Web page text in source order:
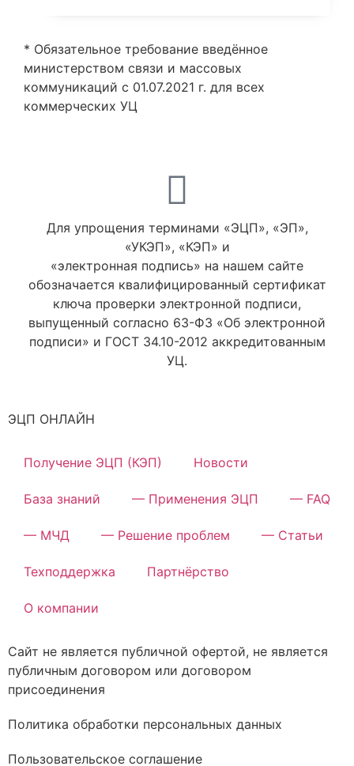
* Обязательное требование введённое
министерством связи и массовых
коммуникаций с 01.07.2021 г. для всех
коммерческих УЦ
Для упрощения терминами «ЭЦП», «ЭП»,
«УКЭП», «КЭП» и
«электронная подпись» на нашем сайте
обозначается квалифицированный сертификат
ключа проверки электронной подписи,
выпущенный согласно 63-ФЗ «Об электронной
подписи» и ГОСТ 34.10-2012 аккредитованным
УЦ.
ЭЦП ОНЛАЙН
Получение ЭЦП (КЭП) Новости
База знаний — Применения ЭЦП — FAQ
— МЧД — Решение проблем — Статьи
Техподдержка Партнёрство
О компании
Сайт не является публичной офертой, не является
публичным договором или договором
присоединения
Политика обработки персональных данных
Пользовательское соглашение